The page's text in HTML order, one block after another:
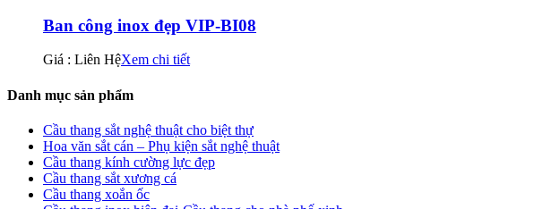
Ban công inox đẹp VIP-BI08
Giá : Liên HệXem chi tiết
Danh mục sản phẩm
Cầu thang sắt nghệ thuật cho biệt thự
Hoa văn sắt cán – Phụ kiện sắt nghệ thuật
Cầu thang kính cường lực đẹp
Cầu thang sắt xương cá
Cầu thang xoắn ốc